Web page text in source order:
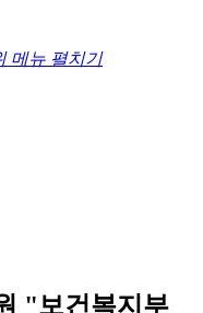
메뉴 펼치기
"보건복지부